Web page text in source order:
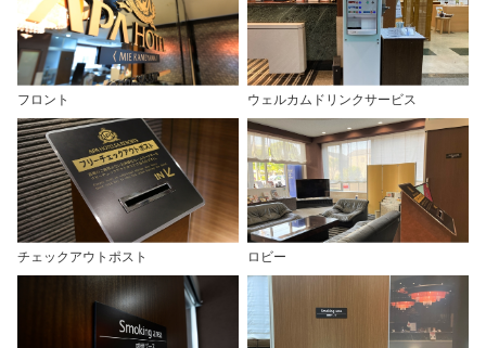
フロント ウェルカムドリンクサービス
チェックアウトポスト ロビー